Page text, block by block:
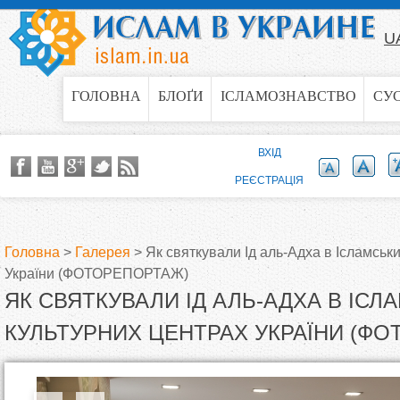
Jump to navigation
ГОЛОВНА БЛОҐИ ІСЛАМОЗНАВСТВО
В
и
є
Головна > Галерея > Як святкували Ід аль-Адха в
України (ФОТОРЕПОРТАЖ)
ЯК СВЯТКУВАЛИ ІД АЛЬ-АДХА В
КУЛЬТУРНИХ ЦЕНТРАХ УКРАЇНИ
ВХІД
РЕЄСТРАЦІЯ